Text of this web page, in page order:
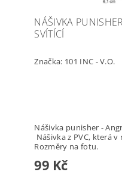
NÁŠIVKA
SVÍTÍCÍ
Značka: 101 INC - V.O.
Nášivka punisher -
Nášivka z PVC, která v
Rozměry na fotu.
99 Kč